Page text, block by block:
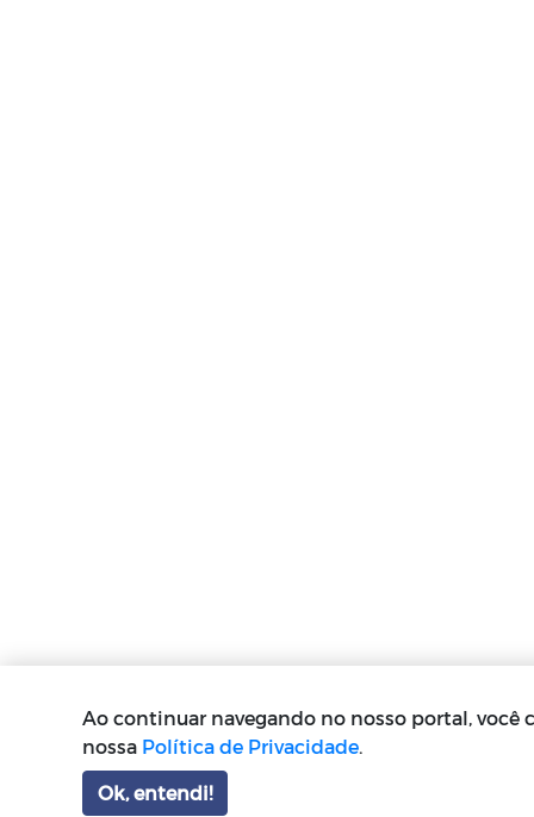
Ao continuar navegando no nosso portal, você
nossa Política de Privacidade.
Ok, entendi!